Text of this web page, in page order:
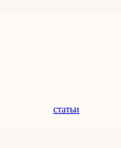
статьи